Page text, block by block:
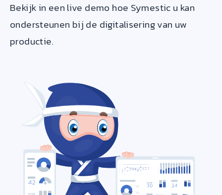
Bekijk in een live demo hoe Symestic u kan
ondersteunen bij de digitalisering van uw
productie.